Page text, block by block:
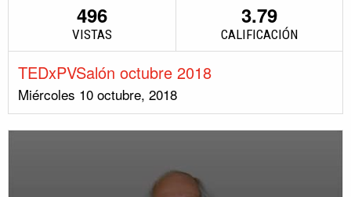
496
VISTAS
3.79
CALIFICACIÓN
TEDxPVSalón octubre 2018
Miércoles 10 octubre, 2018